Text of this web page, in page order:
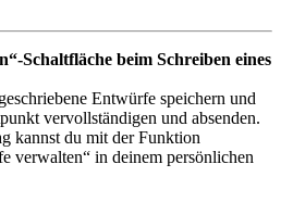
Schaltfläche beim Schreiben eines
Entwürfe speichern und
vervollständigen und absenden.
kannst du mit der Funktion
verwalten“ in deinem persönlichen